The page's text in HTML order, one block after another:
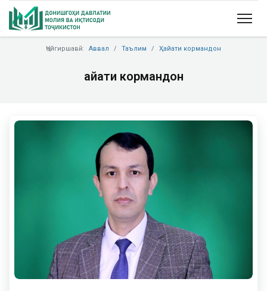
Ҷойгиршавӣ: Аввал Таълим Ҳайати кормандон
Ҳайати кормандон